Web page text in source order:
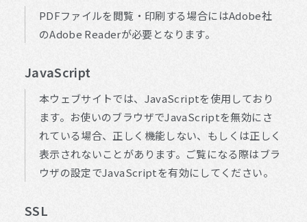
PDFファイルを閲覧・印刷する場合にはAdobe社
のAdobe Readerが必要となります。
JavaScript
本ウェブサイトでは、JavaScriptを使用しており
ます。お使いのブラウザでJavaScriptを無効にさ
れている場合、正しく機能しない、もしくは正しく
表示されないことがあります。ご覧になる際はブラ
ウザの設定でJavaScriptを有効にしてください。
SSL